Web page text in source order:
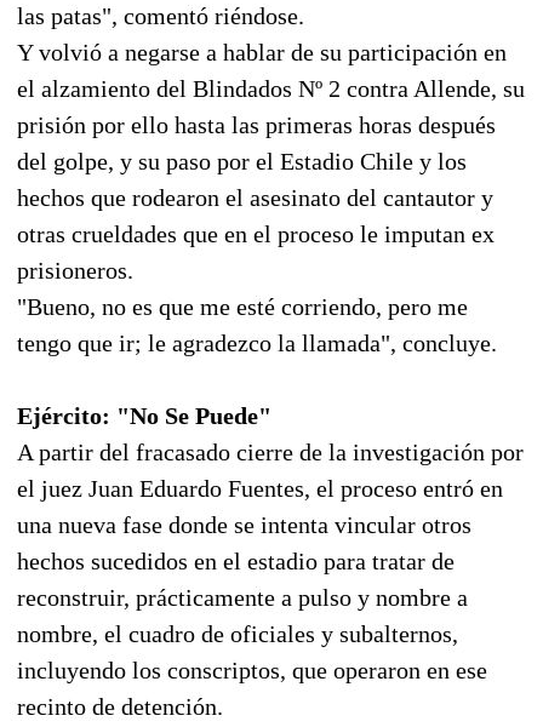
las patas", comentó riéndose.
Y volvió a negarse a hablar de su participación en
el alzamiento del Blindados Nº 2 contra Allende, su
prisión por ello hasta las primeras horas después
del golpe, y su paso por el Estadio Chile y los
hechos que rodearon el asesinato del cantautor y
otras crueldades que en el proceso le imputan ex
prisioneros.
"Bueno, no es que me esté corriendo, pero me
tengo que ir; le agradezco la llamada", concluye.
Ejército: "No Se Puede"
A partir del fracasado cierre de la investigación por
el juez Juan Eduardo Fuentes, el proceso entró en
una nueva fase donde se intenta vincular otros
hechos sucedidos en el estadio para tratar de
reconstruir, prácticamente a pulso y nombre a
nombre, el cuadro de oficiales y subalternos,
incluyendo los conscriptos, que operaron en ese
recinto de detención.